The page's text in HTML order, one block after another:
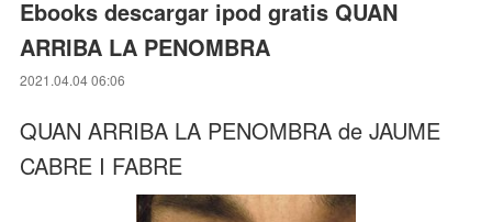
Ebooks descargar ipod gratis QUAN
ARRIBA LA PENOMBRA
2021.04.04 06:06
QUAN ARRIBA LA PENOMBRA de JAUME
CABRE I FABRE